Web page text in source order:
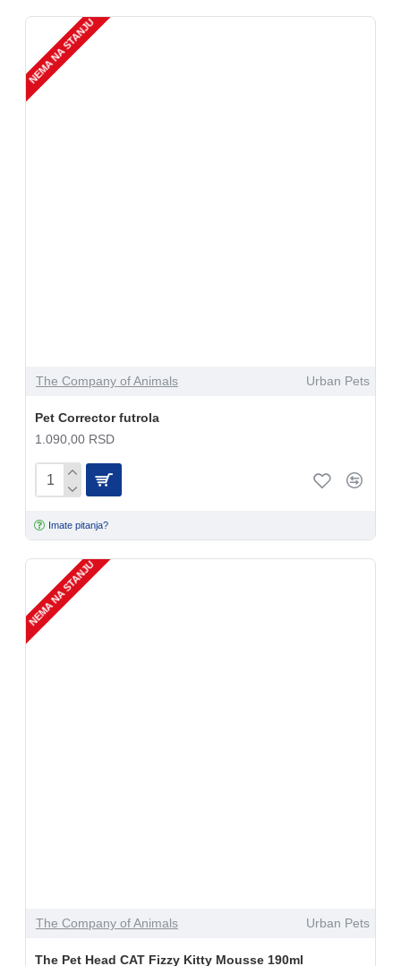
NEMA NA STANJU
The Company of Animals Urban Pets
Pet Corrector futrola
1.090,00 RSD
Imate pitanja?
NEMA NA STANJU
The Company of Animals Urban Pets
The Pet Head CAT Fizzy Kitty Mousse 190ml